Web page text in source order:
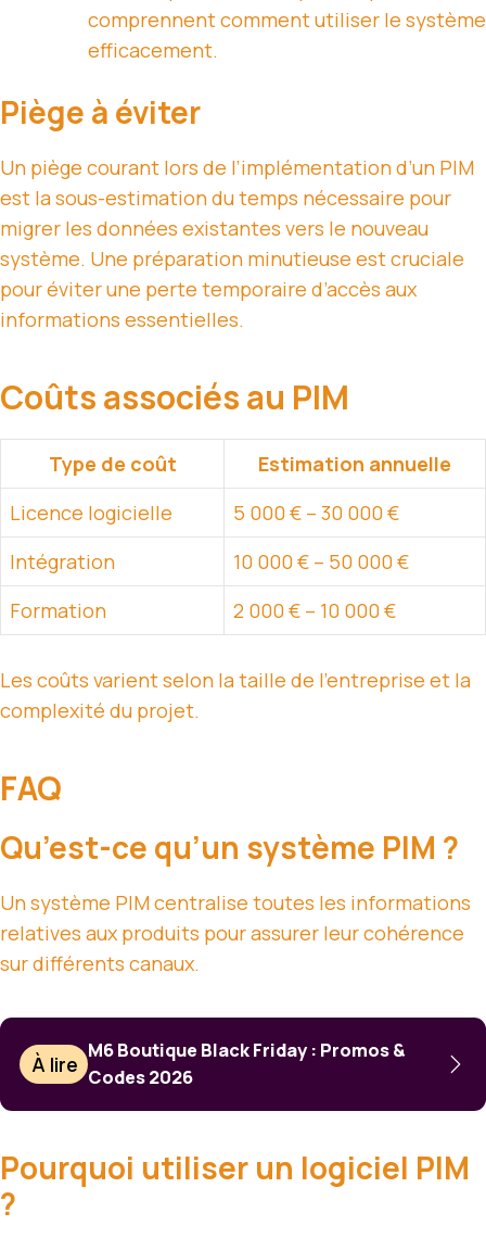
comprennent comment utiliser le système
efficacement.
Piège à éviter
Un piège courant lors de l’implémentation d’un PIM
est la sous-estimation du temps nécessaire pour
migrer les données existantes vers le nouveau
système. Une préparation minutieuse est cruciale
pour éviter une perte temporaire d’accès aux
informations essentielles.
Coûts associés au PIM
Type de coût
Estimation annuelle
Licence logicielle
5 000 € – 30 000 €
Intégration
10 000 € – 50 000 €
Formation
2 000 € – 10 000 €
Les coûts varient selon la taille de l’entreprise et la
complexité du projet.
FAQ
Qu’est-ce qu’un système PIM ?
Un système PIM centralise toutes les informations
relatives aux produits pour assurer leur cohérence
sur différents canaux.
À lire
M6 Boutique Black Friday : Promos &
Codes 2026
Pourquoi utiliser un logiciel PIM
?